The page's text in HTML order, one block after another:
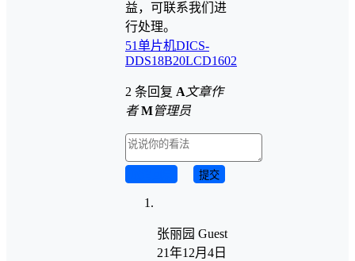
益，可联系我们进
行处理。
51单片机DICS-
DDS18B20LCD1602
2 条回复 A 文章作
者 M管理员
提交
张丽园 Guest
21年12月4日